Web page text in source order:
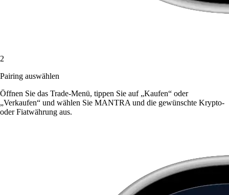
2
Pairing auswählen
Öffnen Sie das Trade-Menü, tippen Sie auf „Kaufen“ oder
„Verkaufen“ und wählen Sie MANTRA und die gewünschte Krypto-
oder Fiatwährung aus.